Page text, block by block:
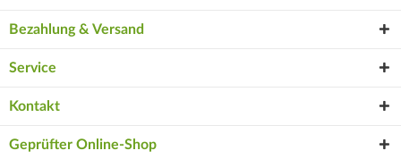
Bezahlung & Versand
Service
Kontakt
Geprüfter Online-Shop